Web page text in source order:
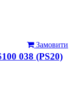
Замовити
038 (PS20)